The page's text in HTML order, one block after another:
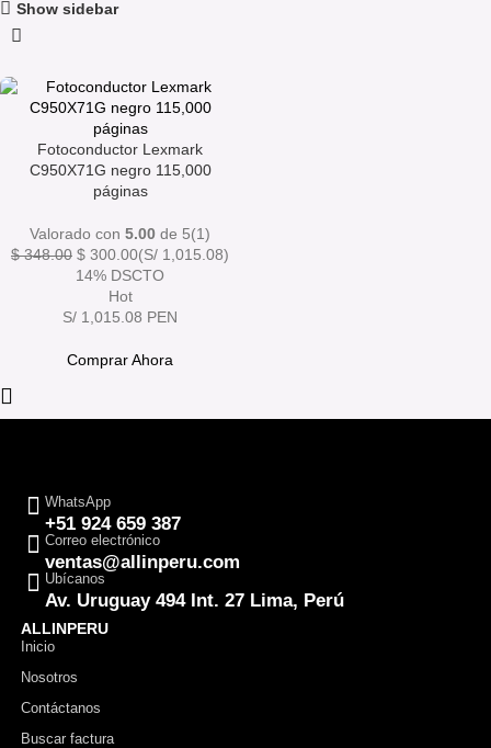
Show sidebar
Fotoconductor Lexmark
C950X71G negro 115,000
páginas
Valorado con 5.00 de 5(1)
$348.00 $ 300.00(S/ 1,015.08)
14% DSCTO
Hot
S/ 1,015.08 PEN
Comprar Ahora
WhatsApp
+51 924 659 387
Correo electrónico
ventas@allinperu.com
Ubícanos
Av. Uruguay 494 Int. 27 Lima, Perú
ALLINPERU
Inicio
Nosotros
Contáctanos
Buscar factura